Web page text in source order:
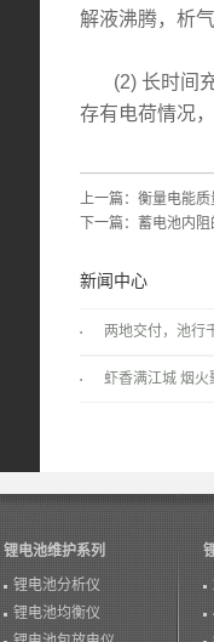
解液沸腾，析
(2) 长时间充
存有电荷情况
上一篇： 衡量电能
下一篇： 蓄电池内
新闻中心
两地交付，池行
景！
虾香满江城 烟火
锂电池维护系列
锂电池分析仪
锂电池均衡仪